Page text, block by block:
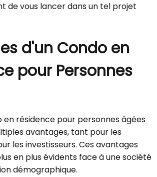
de vous lancer dans un tel projet
d'un Condo en
pour Personnes
en résidence pour personnes âgées
avantages, tant pour les
les investisseurs. Ces avantages
en plus évidents face à une société
démographique.